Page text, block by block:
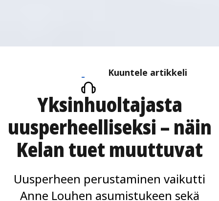
Kuuntele
artikkeli
Kuuntele artikkeli
Yksinhuoltajasta
uusperheelliseksi – näin
Kelan tuet muuttuvat
Uusperheen perustaminen vaikutti
Anne Louhen asumistukeen sekä